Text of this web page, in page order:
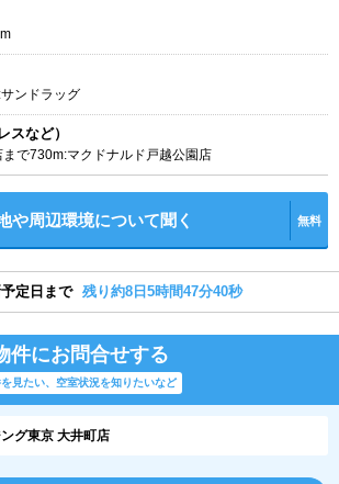
ンドラッグ
スなど）
で730m:マクドナルド戸越公園店
や周辺環境について聞く 無料
定日まで 残り約8日5時間47分39秒
件にお問合せする
見たい、空室状況を知りたいなど
グ東京 大井町店